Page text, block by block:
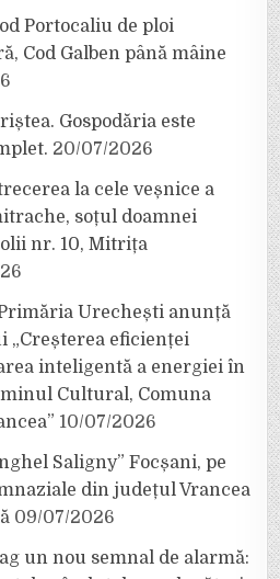
Portocaliu de ploi
Cod Galben până mâine
Gospodăria este
20/07/2026
la cele veșnice a
soțul doamnei
nr. 10, Mitrița
Urechești anunță
eficienței
inteligentă a energiei în
Cultural, Comuna
10/07/2026
Saligny” Focșani, pe
din județul Vrancea
09/07/2026
un nou semnal de alarmă: